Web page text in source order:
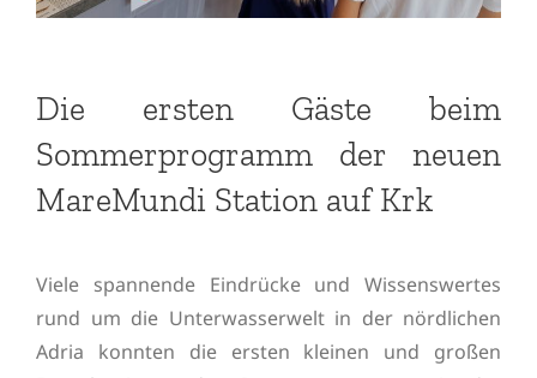
Die ersten Gäste beim
Sommerprogramm der neuen
MareMundi Station auf Krk
Viele spannende Eindrücke und Wissenswertes
rund um die Unterwasserwelt in der nördlichen
Adria konnten die ersten kleinen und großen